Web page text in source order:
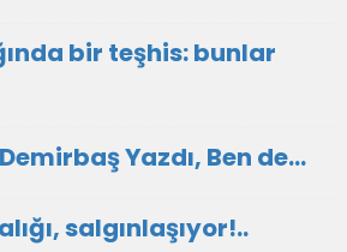
bir teşhis: bunlar
Yazdı, Ben de…
salgınlaşıyor!..